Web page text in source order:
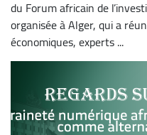
du Forum africain de
organisée à Alger, qui a
économiques, experts ...